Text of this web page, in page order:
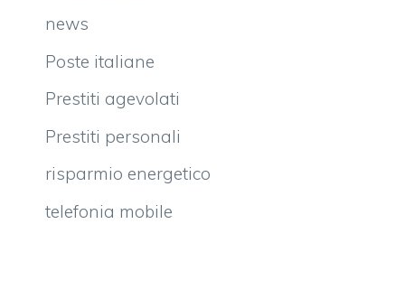
news
Poste italiane
Prestiti agevolati
Prestiti personali
risparmio energetico
telefonia mobile